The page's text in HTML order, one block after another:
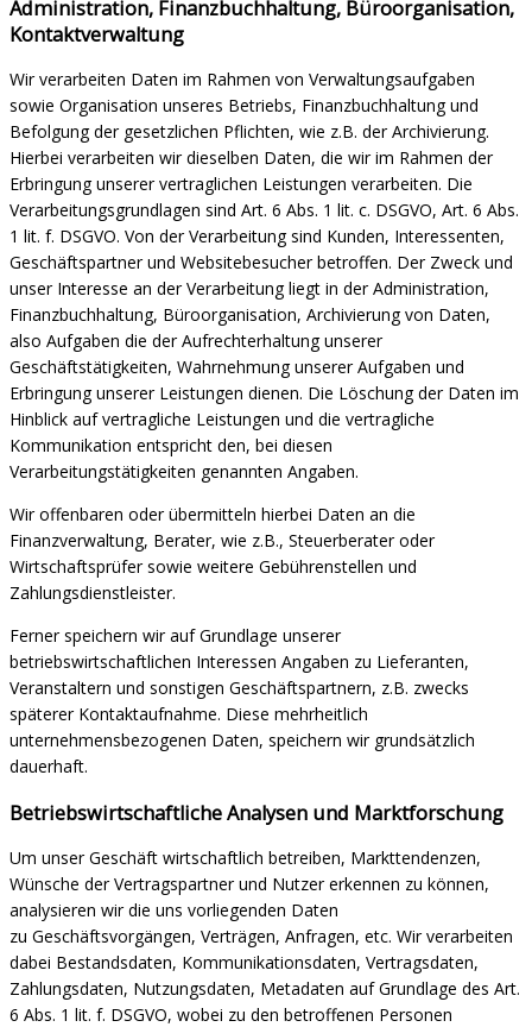
Administration, Finanzbuchhaltung, Büroorganisation,
Kontaktverwaltung
Wir verarbeiten Daten im Rahmen von Verwaltungsaufgaben
sowie Organisation unseres Betriebs, Finanzbuchhaltung und
Befolgung der gesetzlichen Pflichten, wie z.B. der Archivierung.
Hierbei verarbeiten wir dieselben Daten, die wir im Rahmen der
Erbringung unserer vertraglichen Leistungen verarbeiten. Die
Verarbeitungsgrundlagen sind Art. 6 Abs. 1 lit. c. DSGVO, Art. 6 Abs.
1 lit. f. DSGVO. Von der Verarbeitung sind Kunden, Interessenten,
Geschäftspartner und Websitebesucher betroffen. Der Zweck und
unser Interesse an der Verarbeitung liegt in der Administration,
Finanzbuchhaltung, Büroorganisation, Archivierung von Daten,
also Aufgaben die der Aufrechterhaltung unserer
Geschäftstätigkeiten, Wahrnehmung unserer Aufgaben und
Erbringung unserer Leistungen dienen. Die Löschung der Daten im
Hinblick auf vertragliche Leistungen und die vertragliche
Kommunikation entspricht den, bei diesen
Verarbeitungstätigkeiten genannten Angaben.
Wir offenbaren oder übermitteln hierbei Daten an die
Finanzverwaltung, Berater, wie z.B., Steuerberater oder
Wirtschaftsprüfer sowie weitere Gebührenstellen und
Zahlungsdienstleister.
Ferner speichern wir auf Grundlage unserer
betriebswirtschaftlichen Interessen Angaben zu Lieferanten,
Veranstaltern und sonstigen Geschäftspartnern, z.B. zwecks
späterer Kontaktaufnahme. Diese mehrheitlich
unternehmensbezogenen Daten, speichern wir grundsätzlich
dauerhaft.
Betriebswirtschaftliche Analysen und Marktforschung
Um unser Geschäft wirtschaftlich betreiben, Markttendenzen,
Wünsche der Vertragspartner und Nutzer erkennen zu können,
analysieren wir die uns vorliegenden Daten
zu Geschäftsvorgängen, Verträgen, Anfragen, etc. Wir verarbeiten
dabei Bestandsdaten, Kommunikationsdaten, Vertragsdaten,
Zahlungsdaten, Nutzungsdaten, Metadaten auf Grundlage des Art.
6 Abs. 1 lit. f. DSGVO, wobei zu den betroffenen Personen